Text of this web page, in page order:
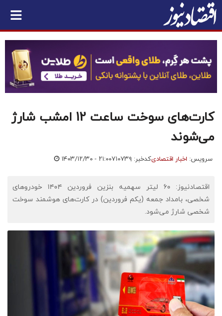
کارت‌های سوخت ساعت 12 امشب شارژ
می‌شوند
سرویس: اخبار اقتصادیکدخبر: ۷۱۰۷۳۹ ۱۴۰۳/۱۲/۳۰ - ۲۱:۰۰
اقتصادنیوز: ۶۰ لیتر سهمیه بنزین فروردین ۱۴۰۴ خودروهای
شخصی، بامداد جمعه (یکم فروردین) در کارت‌های هوشمند سوخت
شخصی شارژ می‌شود.